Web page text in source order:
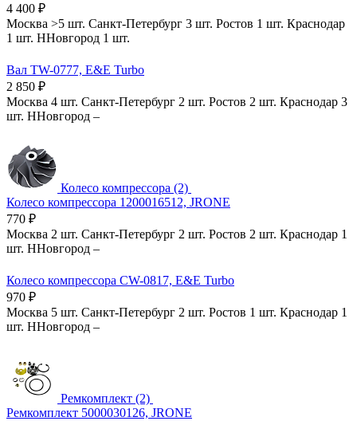
4 400 ₽
Москва >5 шт. Санкт-Петербург 3 шт. Ростов 1 шт. Краснодар
1 шт. ННовгород 1 шт.
Вал TW-0777, E&E Turbo
2 850 ₽
Москва 4 шт. Санкт-Петербург 2 шт. Ростов 2 шт. Краснодар 3
шт. ННовгород –
Колесо компрессора (2)
Колесо компрессора 1200016512, JRONE
770 ₽
Москва 2 шт. Санкт-Петербург 2 шт. Ростов 2 шт. Краснодар 1
шт. ННовгород –
Колесо компрессора CW-0817, E&E Turbo
970 ₽
Москва 5 шт. Санкт-Петербург 2 шт. Ростов 1 шт. Краснодар 1
шт. ННовгород –
Ремкомплект (2)
Ремкомплект 5000030126, JRONE